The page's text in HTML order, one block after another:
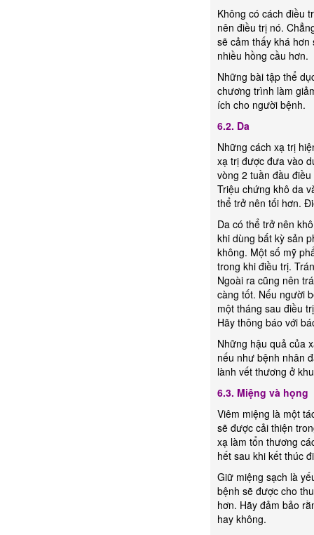
Không có cách điều
nên điều trị nó.
sẽ cảm thấy khá
nhiều hồng cầu hơn.
Những bài tập thể
chương trình làm
ích cho người bệnh.
6.2. Da
Những cách xạ trị
xạ trị được đưa vào
vòng 2 tuần đầu
Triệu chứng khô da
thể trở nên tối hơn.
Da có thể trở nên
khi dùng bất kỳ sản
không. Một số mỹ
trong khi điều trị.
Ngoài ra cũng nên
càng tốt. Nếu người
một tháng sau điều
Hãy thông báo với
Những hậu quả của
nếu như bệnh nhân
lành vết thương ở
6.3. Miệng và họng
Viêm miệng là một
sẽ được cải thiện
xạ làm tổn thương
hết sau khi kết thúc
Giữ miệng sạch là
bệnh sẽ được cho
hơn. Hãy đảm bảo
hay không.